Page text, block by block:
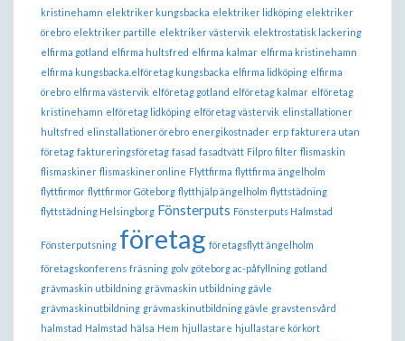
kristinehamn elektriker kungsbacka elektriker lidköping elektriker
örebro elektriker partille elektriker västervik elektrostatisk lackering
elfirma gotland elfirma hultsfred elfirma kalmar elfirma kristinehamn
elfirma kungsbacka.elföretag kungsbacka elfirma lidköping elfirma
örebro elfirma västervik elföretag gotland elföretag kalmar elföretag
kristinehamn elföretag lidköping elföretag västervik elinstallationer
hultsfred elinstallationer örebro energikostnader erp fakturera utan
företag faktureringsföretag fasad fasadtvätt Filpro filter flismaskin
flismaskiner flismaskiner online Flyttfirma flyttfirma ängelholm
flyttfirmor flyttfirmor Göteborg flytthjälp ängelholm flyttstädning
flyttstädning Helsingborg Fönsterputs Fönsterputs Halmstad
Fönsterputsning företag företagsflytt ängelholm
företagskonferens fräsning golv göteborg ac-påfyllning gotland
grävmaskin utbildning grävmaskin utbildning gävle
grävmaskinutbildning grävmaskinutbildning gävle gravstensvård
halmstad Halmstad hälsa Hem hjullastare hjullastare körkort